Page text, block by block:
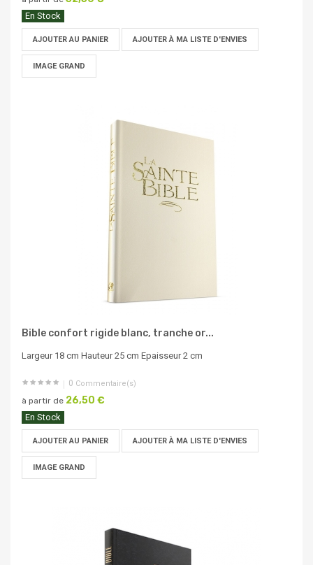
En Stock
AJOUTER AU PANIER AJOUTER À MA LISTE D'ENVIES
IMAGE GRAND
Bible confort rigide blanc, tranche or...
Largeur 18 cm Hauteur 25 cm Epaisseur 2 cm
0 Commentaire(s)
à partir de 26,50 €
En Stock
AJOUTER AU PANIER AJOUTER À MA LISTE D'ENVIES
IMAGE GRAND